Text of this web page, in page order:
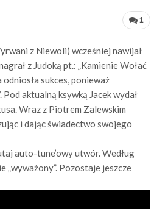
1
z Niewoli) wcześniej nawijał
z Judoką pt.: „Kamienie Wołać
odniosła sukces, ponieważ
aktualną ksywką Jacek wydał
Wraz z Piotrem Zalewskim
i dając świadectwo swojego
auto-tune’owy utwór. Według
„wyważony”. Pozostaje jeszcze